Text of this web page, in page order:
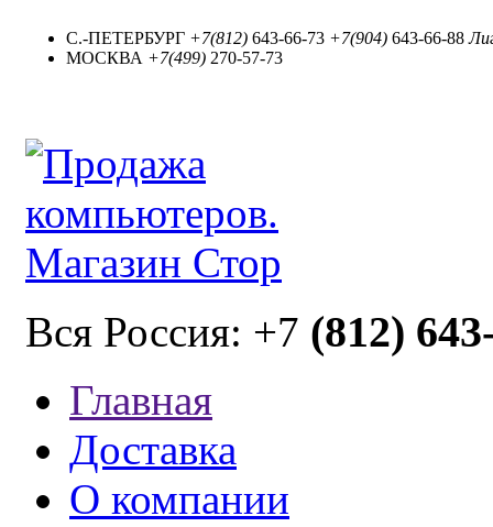
С.-ПЕТЕРБУРГ +7(812) 643-66-73 +7(904) 643-66-88
МОСКВА +7(499) 270-57-73
Вся Россия: +7 (812)
Главная
Доставка
О компании